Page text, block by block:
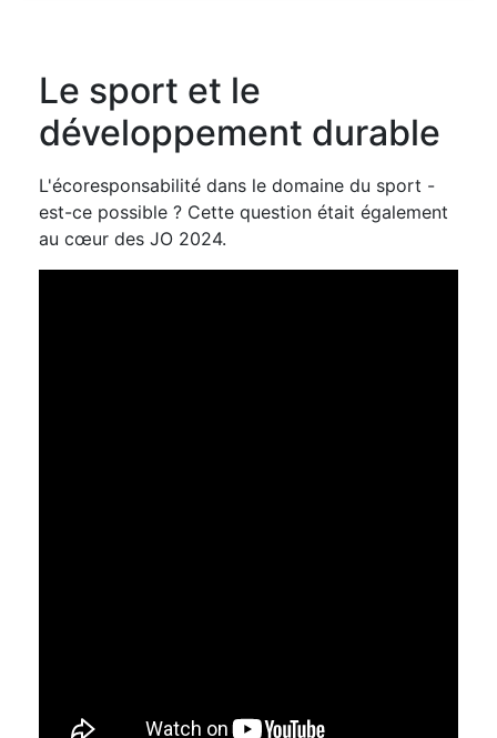
Le sport et le
développement durable
L'écoresponsabilité dans le domaine du sport -
est-ce possible ? Cette question était également
au cœur des JO 2024.